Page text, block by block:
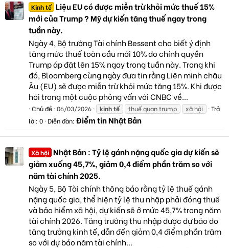
Kinh tế Liệu EU có được miễn trừ khỏi mức thuế 15%
mới của Trump ? Mỹ dự kiến tăng thuế ngay trong
tuần này.
Ngày 4, Bộ trưởng Tài chính Bessent cho biết ý định
tăng mức thuế toàn cầu mới 10% do chính quyền
Trump áp đặt lên 15% ngay trong tuần này. Trong khi
đó, Bloomberg cùng ngày đưa tin rằng Liên minh châu
Âu (EU) sẽ được miễn trừ khỏi mức tăng 15%. Khi được
hỏi trong một cuộc phỏng vấn với CNBC về...
Chủ đề 06/03/2026 kinhtế thuế quan trump xã hội
Trả
lời: 0 Diễn đàn: Điểm tin Nhật Bản
Xã hội Nhật Bản : Tỷ lệ gánh nặng quốc gia dự kiến sẽ
giảm xuống 45,7%, giảm 0,4 điểm phần trăm so với
năm tài chính 2025.
Ngày 5, Bộ Tài chính thông báo rằng tỷ lệ thuế gánh
nặng quốc gia, thể hiện tỷ lệ thu nhập phải đóng thuế
và bảo hiểm xã hội, dự kiến sẽ ở mức 45,7% trong năm
tài chính 2026. Tăng trưởng thu nhập được dự báo do
tăng trưởng kinh tế, dẫn đến giảm 0,4 điểm phần trăm
so với dự báo năm tài chính...